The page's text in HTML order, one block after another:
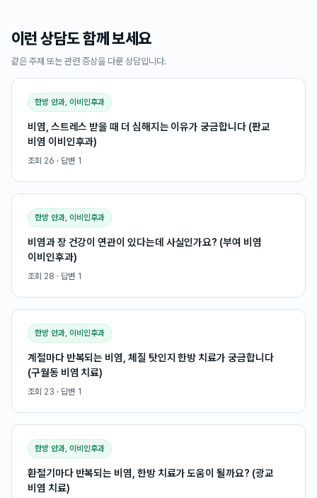
이런 상담도 함께 보세요
같은 주제 또는 관련 증상을 다룬 상담입니다.
한방 안과, 이비인후과
비염, 스트레스 받을 때 더 심해지는 이유가 궁금합니다 (판교
비염 이비인후과)
조회 26 · 답변 1
한방 안과, 이비인후과
비염과 장 건강이 연관이 있다는데 사실인가요? (부여 비염
이비인후과)
조회 28 · 답변 1
한방 안과, 이비인후과
계절마다 반복되는 비염, 체질 탓인지 한방 치료가 궁금합니다
(구월동 비염 치료)
조회 23 · 답변 1
한방 안과, 이비인후과
환절기마다 반복되는 비염, 한방 치료가 도움이 될까요? (광교
비염 치료)